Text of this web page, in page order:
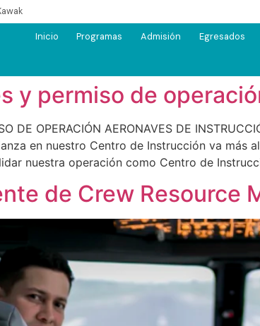
Inicio Programas Admisión Egresados
y permiso de
DE OPERACIÓN AERONAVES DE
en nuestro Centro de Instrucción va
nuestra operación como Centro de
de Crew Resource